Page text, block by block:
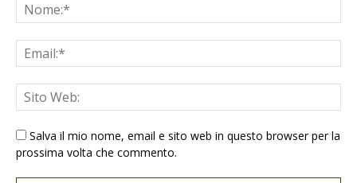
Salva il mio nome, email e sito web in questo browser per la
prossima volta che commento.